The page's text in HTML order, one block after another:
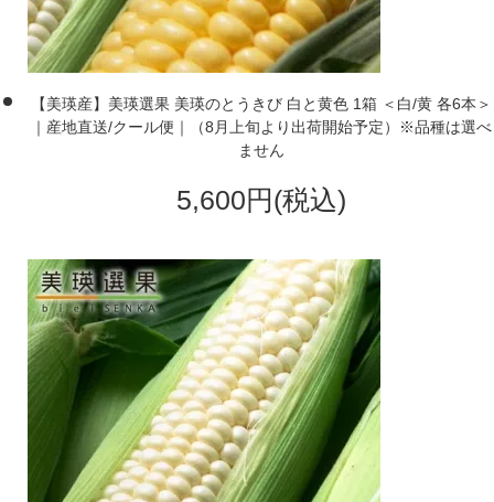
【美瑛産】美瑛選果 美瑛のとうきび 白と黄色 1箱 ＜白/黄 各6本＞
｜産地直送/クール便｜（8月上旬より出荷開始予定）※品種は選べ
ません
5,600円(税込)